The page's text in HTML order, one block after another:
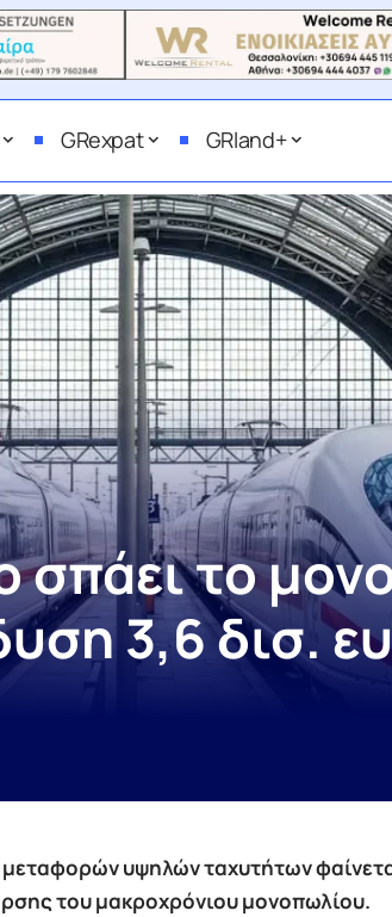
GRexpat GRland+
σπάει το
3,6 δισ.
υψηλών ταχυτήτων
του μακροχρόνιου μονοπωλίου.